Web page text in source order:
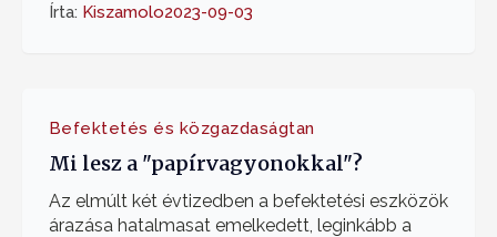
Írta: Kiszamolo2023-09-03
Befektetés és közgazdaságtan
Mi lesz a "papírvagyonokkal"?
Az elmúlt két évtizedben a befektetési eszközök
árazása hatalmasat emelkedett, leginkább a